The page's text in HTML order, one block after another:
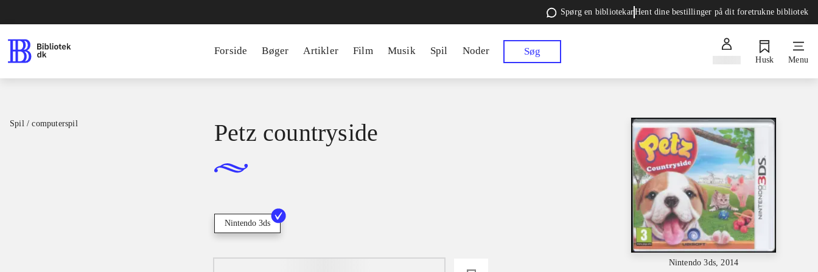
Spørg en bibliotekarHent dine bestillinger på dit foretrukne bibliotek
Forside Bøger Artikler Film Musik Spil Noder Søg
Husk Menu
Spil / computerspil
Nintendo 3ds, 2014
Petz countryside
Nintendo 3ds